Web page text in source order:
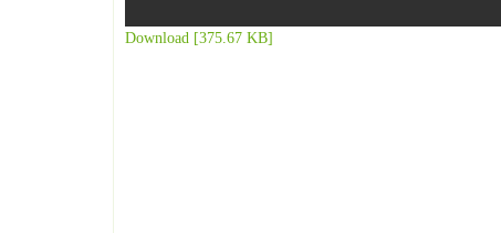
Download [375.67 KB]